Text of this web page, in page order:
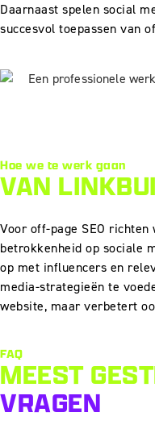
Daarnaast spelen social
succesvol toepassen van
Hoe we te werk gaan
VAN
Voor off-page SEO
betrokkenheid op sociale
op met influencers en
media-strategieën te
website, maar verbetert
FAQ
MEEST
VRAGEN